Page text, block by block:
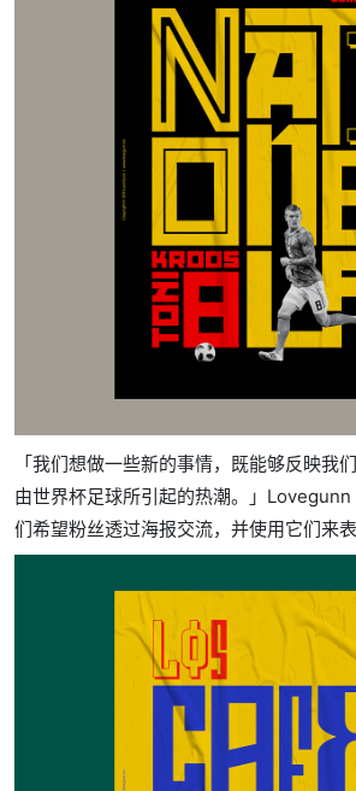
「我们想做一些新的事情，既能够反映我
由世界杯足球所引起的热潮。」
们希望粉丝透过海报交流，并使用它们来